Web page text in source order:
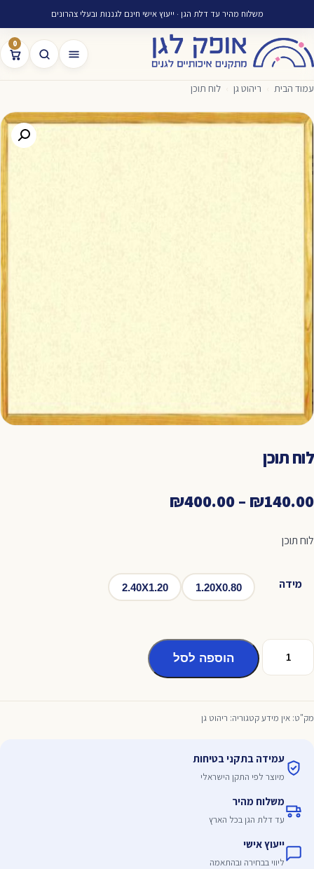
משלוח מהיר עד דלת הגן · ייעוץ אישי חינם לגננות ובעלי צהרונים
0
עמוד הבית ריהוט גן לוח תוכן
לוח תוכן
₪140.00
–
₪400.00
עד
לוח תוכן
מידה 1.20X0.80
2.40X1.20
כמות
הוספה לסל
מק"ט: אין מידעקטגוריה: ריהוט גן
עמידה בתקני בטיחות
מיוצר לפי התקן הישראלי
משלוח מהיר
עד דלת הגן בכל הארץ
ייעוץ אישי
ליווי בבחירה ובהתאמה